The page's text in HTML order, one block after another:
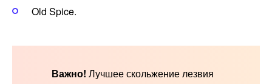
Old Spice.
Важно! Лучшее скольжение лезвия